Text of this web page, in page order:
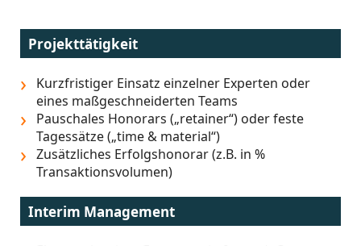
Projekttätigkeit
Kurzfristiger Einsatz einzelner Experten oder
eines maßgeschneiderten Teams
Pauschales Honorars („retainer“) oder feste
Tagessätze („time & material“)
Zusätzliches Erfolgshonorar (z.B. in %
Transaktionsvolumen)
Interim Management